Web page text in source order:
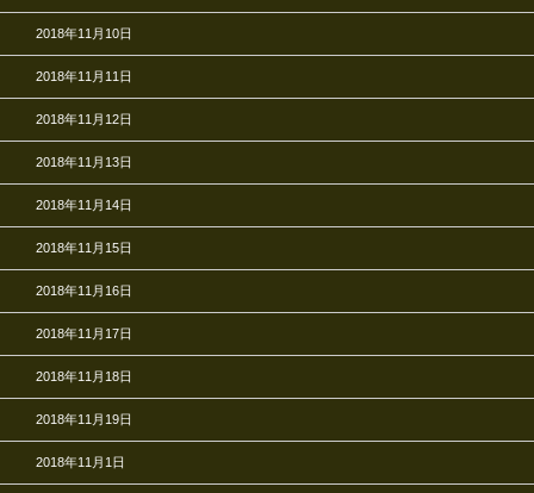
2018年11月10日
2018年11月11日
2018年11月12日
2018年11月13日
2018年11月14日
2018年11月15日
2018年11月16日
2018年11月17日
2018年11月18日
2018年11月19日
2018年11月1日